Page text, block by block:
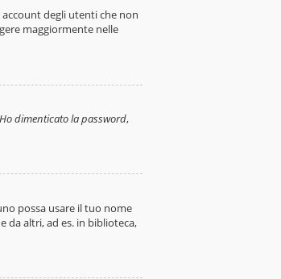
degli utenti che non
maggiormente nelle
Ho dimenticato la password,
possa usare il tuo nome
da altri, ad es. in biblioteca,